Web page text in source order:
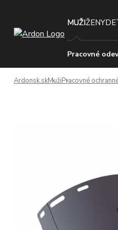
MUŽIŽENY
Pracovné
Ardonsk.skMužiPracovné